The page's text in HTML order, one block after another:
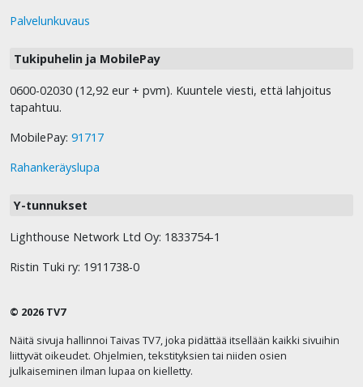
Palvelunkuvaus
Tukipuhelin ja MobilePay
0600-02030 (12,92 eur + pvm). Kuuntele viesti, että lahjoitus
tapahtuu.
MobilePay: 91717
Rahankeräyslupa
Y-tunnukset
Lighthouse Network Ltd Oy: 1833754-1
Ristin Tuki ry: 1911738-0
© 2026 TV7
Näitä sivuja hallinnoi Taivas TV7, joka pidättää itsellään kaikki sivuihin
liittyvät oikeudet. Ohjelmien, tekstityksien tai niiden osien
julkaiseminen ilman lupaa on kielletty.